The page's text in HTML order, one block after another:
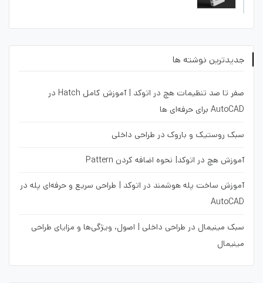
جدیدترین نوشته ها
صفر تا صد تنظیمات هچ در اتوکد | آموزش کامل Hatch در
AutoCAD برای حرفه‌ای ها
سبک روستیک و باروک در طراحی داخلی
آموزش هچ در اتوکد| نحوه اضافه کردن Pattern
آموزش ساخت پله هوشمند در اتوکد | طراحی سریع و حرفه‌ای پله در
AutoCAD
سبک مینیمال در طراحی داخلی | اصول، ویژگی‌ها و مزایای طراحی
مینیمال